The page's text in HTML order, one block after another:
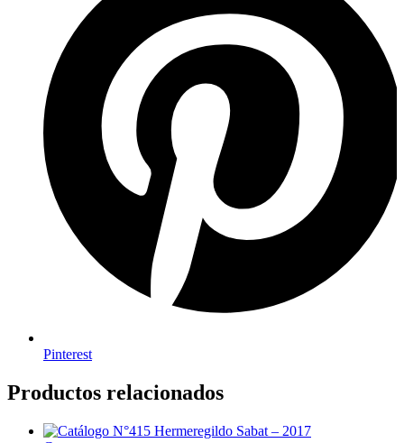
Pinterest
Productos relacionados